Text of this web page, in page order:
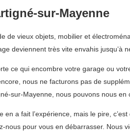
sur-Mayenne
de vieux objets, mobilier et
deviennent très vite envahis jusqu’à
ce qui encombre votre garage ou
nous ne facturons pas de
sur-Mayenne, nous pouvons nous
a fait l’expérience, mais le pire,
pour vous en débarrasser. Nous